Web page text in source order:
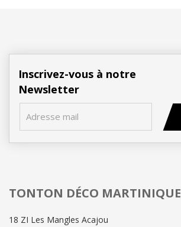
Inscrivez-vous à notre
Newsletter
TONTON DÉCO MARTINIQUE
18 ZI Les Mangles Acajou